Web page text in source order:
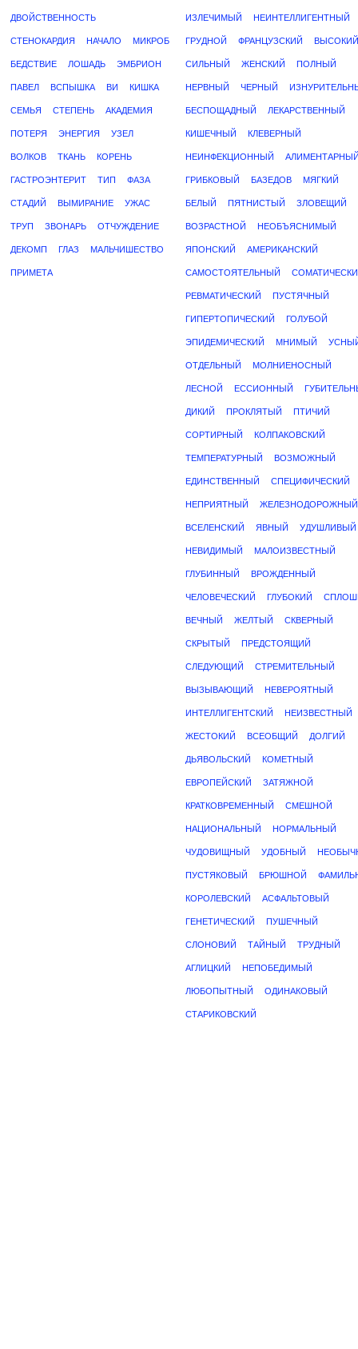
ДВОЙСТВЕННОСТЬ
СТЕНОКАРДИЯ НАЧАЛО МИКРОБ
БЕДСТВИЕ ЛОШАДЬ ЭМБРИОН
ПАВЕЛ ВСПЫШКА ВИ КИШКА
СЕМЬЯ СТЕПЕНЬ АКАДЕМИЯ
ПОТЕРЯ ЭНЕРГИЯ УЗЕЛ
ВОЛКОВ ТКАНЬ КОРЕНЬ
ГАСТРОЭНТЕРИТ ТИП ФАЗА
СТАДИЙ ВЫМИРАНИЕ УЖАС
ТРУП ЗВОНАРЬ ОТЧУЖДЕНИЕ
ДЕКОМП ГЛАЗ МАЛЬЧИШЕСТВО
ПРИМЕТА
ИЗЛЕЧИМЫЙ НЕИНТЕЛЛИГЕНТНЫЙ
ГРУДНОЙ ФРАНЦУЗСКИЙ ВЫСОКИЙ
СИЛЬНЫЙ ЖЕНСКИЙ ПОЛНЫЙ
НЕРВНЫЙ ЧЕРНЫЙ
БЕСПОЩАДНЫЙ ЛЕКАРСТВЕННЫЙ
КИШЕЧНЫЙ КЛЕВЕРНЫЙ
НЕИНФЕКЦИОННЫЙ
ГРИБКОВЫЙ БАЗЕДОВ МЯГКИЙ
БЕЛЫЙ ПЯТНИСТЫЙ ЗЛОВЕЩИЙ
ВОЗРАСТНОЙ НЕОБЪЯСНИМЫЙ
ЯПОНСКИЙ АМЕРИКАНСКИЙ
САМОСТОЯТЕЛЬНЫЙ
РЕВМАТИЧЕСКИЙ ПУСТЯЧНЫЙ
ГИПЕРТОПИЧЕСКИЙ ГОЛУБОЙ
ЭПИДЕМИЧЕСКИЙ МНИМЫЙ
ОТДЕЛЬНЫЙ МОЛНИЕНОСНЫЙ
ЛЕСНОЙ ЕССИОННЫЙ
ДИКИЙ ПРОКЛЯТЫЙ ПТИЧИЙ
СОРТИРНЫЙ КОЛПАКОВСКИЙ
ТЕМПЕРАТУРНЫЙ ВОЗМОЖНЫЙ
ЕДИНСТВЕННЫЙ СПЕЦИФИЧЕСКИЙ
НЕПРИЯТНЫЙ ЖЕЛЕЗНОДОРОЖНЫЙ
ВСЕЛЕНСКИЙ ЯВНЫЙ УДУШЛИВЫЙ
НЕВИДИМЫЙ МАЛОИЗВЕСТНЫЙ
ГЛУБИННЫЙ ВРОЖДЕННЫЙ
ЧЕЛОВЕЧЕСКИЙ ГЛУБОКИЙ
ВЕЧНЫЙ ЖЕЛТЫЙ СКВЕРНЫЙ
СКРЫТЫЙ ПРЕДСТОЯЩИЙ
СЛЕДУЮЩИЙ СТРЕМИТЕЛЬНЫЙ
ВЫЗЫВАЮЩИЙ НЕВЕРОЯТНЫЙ
ИНТЕЛЛИГЕНТСКИЙ НЕИЗВЕСТНЫЙ
ЖЕСТОКИЙ ВСЕОБЩИЙ ДОЛГИЙ
ДЬЯВОЛЬСКИЙ КОМЕТНЫЙ
ЕВРОПЕЙСКИЙ ЗАТЯЖНОЙ
КРАТКОВРЕМЕННЫЙ СМЕШНОЙ
НАЦИОНАЛЬНЫЙ НОРМАЛЬНЫЙ
ЧУДОВИЩНЫЙ УДОБНЫЙ
ПУСТЯКОВЫЙ БРЮШНОЙ
КОРОЛЕВСКИЙ АСФАЛЬТОВЫЙ
ГЕНЕТИЧЕСКИЙ ПУШЕЧНЫЙ
СЛОНОВИЙ ТАЙНЫЙ ТРУДНЫЙ
АГЛИЦКИЙ НЕПОБЕДИМЫЙ
ЛЮБОПЫТНЫЙ ОДИНАКОВЫЙ
СТАРИКОВСКИЙ